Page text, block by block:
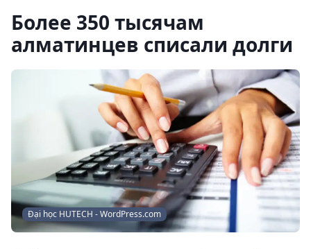
Более 350 тысячам
алматинцев списали долги
Đại học HUTECH - WordPress.com